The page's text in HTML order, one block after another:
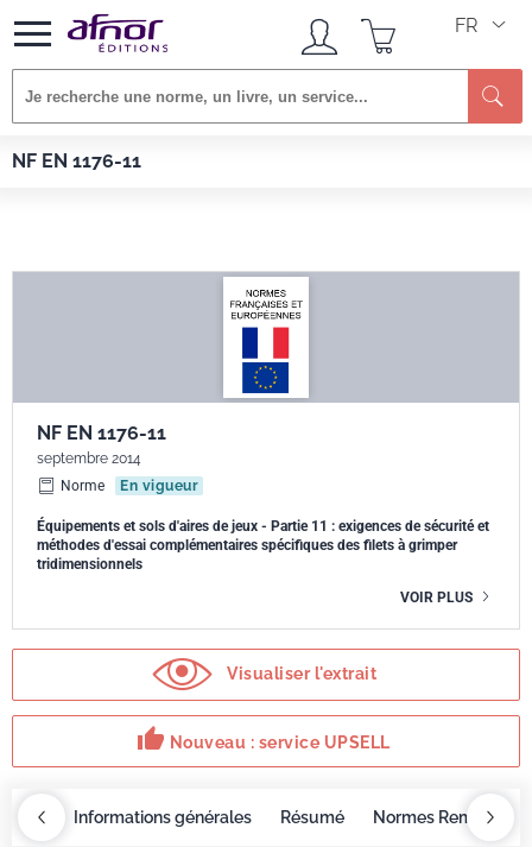
FR
NF EN 1176-11
Afnor EDITIONS Normes
NF EN 1176-11
septembre 2014
Norme
En vigueur
Équipements et sols d'aires de jeux - Partie 11 : exigences de sécurité et
méthodes d'essai complémentaires spécifiques des filets à grimper
tridimensionnels
VOIR PLUS
Visualiser l'extrait
thumb_up Nouveau : service UPSELL
Informations générales Résumé Normes